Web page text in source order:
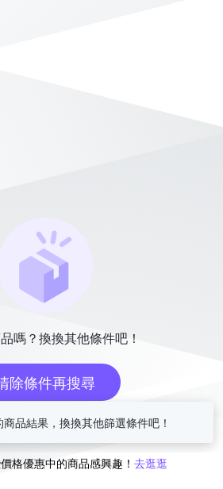
嗎？換換其他條件吧！
除條件再搜尋
或
格優惠中的商品感興趣！ 去逛逛
品結果，換換其他篩選條件吧！